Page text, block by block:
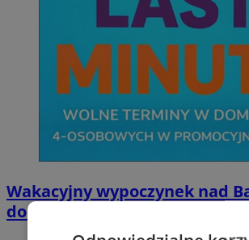
Wakacyjny wypoczynek nad
domkach Szmaragdowe Morze